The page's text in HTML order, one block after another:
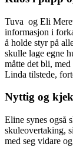
Tuva og Eli
informasjon i
å holde styr på
skulle lage egne
måtte det bli,
Linda tilstede,
Nyttig og
Eline synes også
skuleovertaking,
med seg vidare